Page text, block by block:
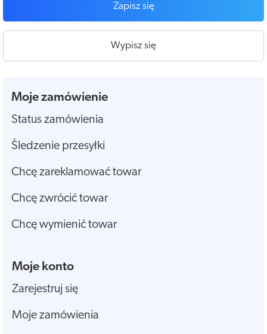
Zapisz się
Wypisz się
Moje zamówienie
Status zamówienia
Śledzenie przesyłki
Chcę zareklamować towar
Chcę zwrócić towar
Chcę wymienić towar
Moje konto
Zarejestruj się
Moje zamówienia